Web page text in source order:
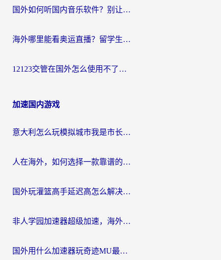
国外如何听国内音乐软件？别让地域限制，断了你的中文歌单
海外哪里能看奥运直播？留学生&海外华人必看的体育赛事观赛终极指南
12123交管在国外怎么使用不了？海外华人必看的无缝访问国内资源指南
加速国内游戏
意大利怎么玩模拟城市我是市长？海外党国服游戏加速终极攻略（附三国3量子特攻解决办法）
人在海外，如何选择一款靠谱的玩剑灵2加速器？
国外玩灌篮高手延迟高怎么解决？海外玩家国服游戏加速终极指南
非人学园加速器超级加速，海外玩家重返国服的通行证
国外用什么加速器玩奇迹MU最好？2026海外玩家国服游戏加速全攻略